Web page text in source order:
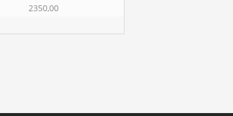
2350,00